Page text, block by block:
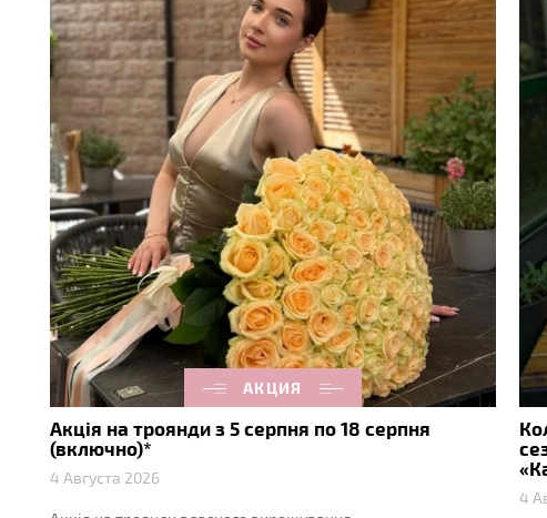
АКЦИЯ
Акція на троянди з 5 серпня по 18 серпня
(включно)*
4 Августа 2026
4